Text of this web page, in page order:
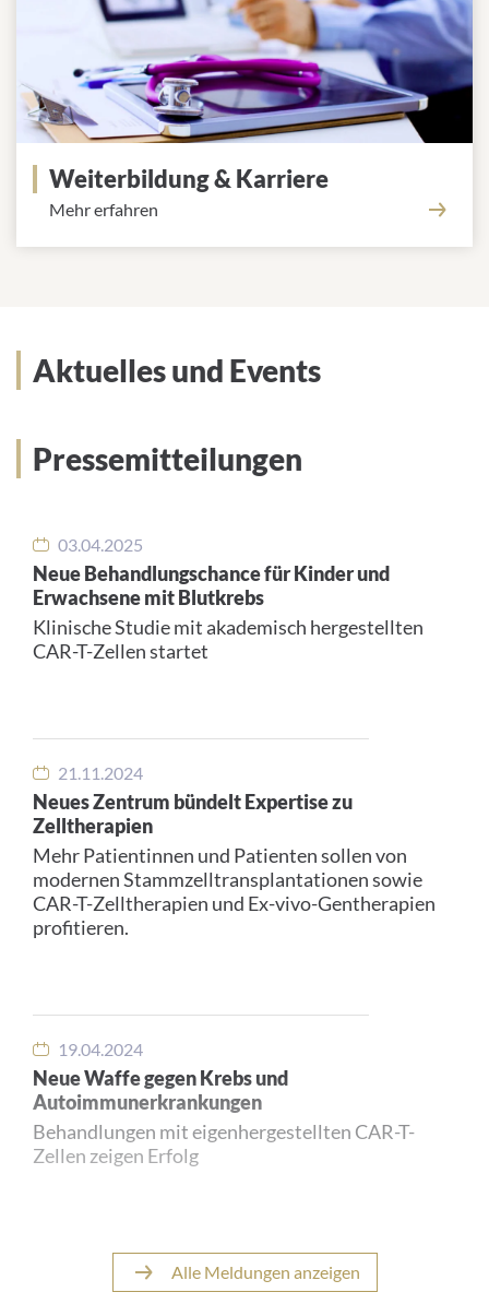
Weiterbildung & Karriere
Mehr erfahren
Aktuelles und Events
Pressemitteilungen
03.04.2025
Neue Behandlungschance für Kinder und
Erwachsene mit Blutkrebs
Klinische Studie mit akademisch hergestellten
CAR-T-Zellen startet
21.11.2024
Neues Zentrum bündelt Expertise zu
Zelltherapien
Mehr Patientinnen und Patienten sollen von
modernen Stammzelltransplantationen sowie
CAR-T-Zelltherapien und Ex-vivo-Gentherapien
profitieren.
19.04.2024
Neue Waffe gegen Krebs und
Autoimmunerkrankungen
Behandlungen mit eigenhergestellten CAR-T-
Zellen zeigen Erfolg
24.08.2023 Alle Meldungen anzeigen